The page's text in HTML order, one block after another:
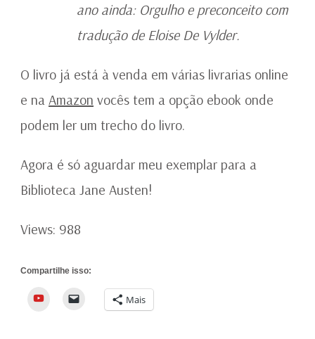
ano ainda: Orgulho e preconceito com
tradução de Eloise De Vylder.
O livro já está à venda em várias livrarias online
e na Amazon vocês tem a opção ebook onde
podem ler um trecho do livro.
Agora é só aguardar meu exemplar para a
Biblioteca Jane Austen!
Views: 988
Compartilhe isso:
YouTube Mais